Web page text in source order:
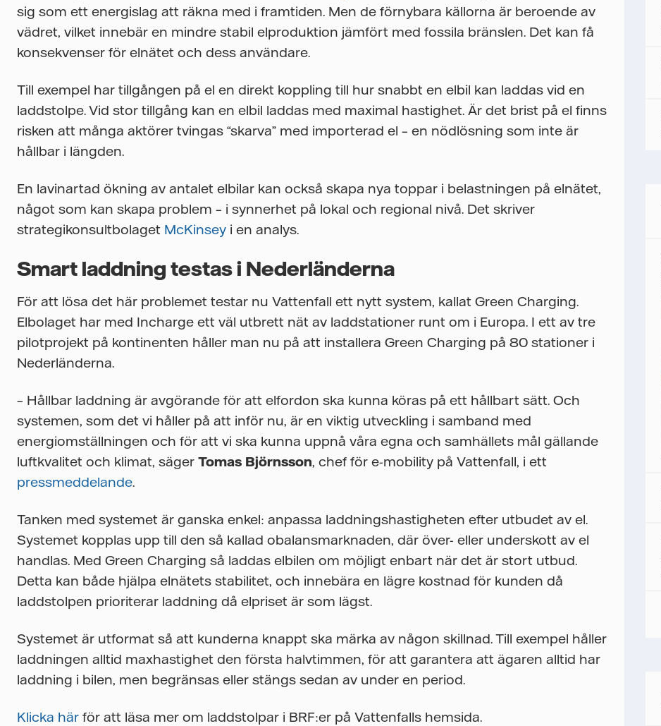
sig som ett energislag att räkna med i framtiden. Men de förnybara källorna är beroende av
vädret, vilket innebär en mindre stabil elproduktion jämfört med fossila bränslen. Det kan få
konsekvenser för elnätet och dess användare.
Till exempel har tillgången på el en direkt koppling till hur snabbt en elbil kan laddas vid en
laddstolpe. Vid stor tillgång kan en elbil laddas med maximal hastighet. Är det brist på el finns
risken att många aktörer tvingas “skarva” med importerad el – en nödlösning som inte är
hållbar i längden.
En lavinartad ökning av antalet elbilar kan också skapa nya toppar i belastningen på elnätet,
något som kan skapa problem – i synnerhet på lokal och regional nivå. Det skriver
strategikonsultbolaget McKinsey i en analys.
Smart laddning testas i Nederländerna
För att lösa det här problemet testar nu Vattenfall ett nytt system, kallat Green Charging.
Elbolaget har med Incharge ett väl utbrett nät av laddstationer runt om i Europa. I ett av tre
pilotprojekt på kontinenten håller man nu på att installera Green Charging på 80 stationer i
Nederländerna.
– Hållbar laddning är avgörande för att elfordon ska kunna köras på ett hållbart sätt. Och
systemen, som det vi håller på att inför nu, är en viktig utveckling i samband med
energiomställningen och för att vi ska kunna uppnå våra egna och samhällets mål gällande
luftkvalitet och klimat, säger Tomas Björnsson, chef för e-mobility på Vattenfall, i ett
pressmeddelande.
Tanken med systemet är ganska enkel: anpassa laddningshastigheten efter utbudet av el.
Systemet kopplas upp till den så kallad obalansmarknaden, där över- eller underskott av el
handlas. Med Green Charging så laddas elbilen om möjligt enbart när det är stort utbud.
Detta kan både hjälpa elnätets stabilitet, och innebära en lägre kostnad för kunden då
laddstolpen prioriterar laddning då elpriset är som lägst.
Systemet är utformat så att kunderna knappt ska märka av någon skillnad. Till exempel håller
laddningen alltid maxhastighet den första halvtimmen, för att garantera att ägaren alltid har
laddning i bilen, men begränsas eller stängs sedan av under en period.
Klicka här för att läsa mer om laddstolpar i BRF:er på Vattenfalls hemsida.